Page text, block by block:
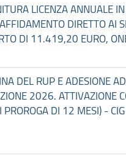
LICENZA ANNUALE IN
DIRETTO
DI 11.419,20 EURO,
RUP E ADESIONE AD
2026.
PROROGA DI 12 MESI) -